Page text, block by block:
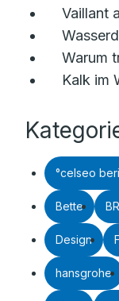
Vaillant
Warum
Kalk im
°celseo
Bette
Design
hansgrohe